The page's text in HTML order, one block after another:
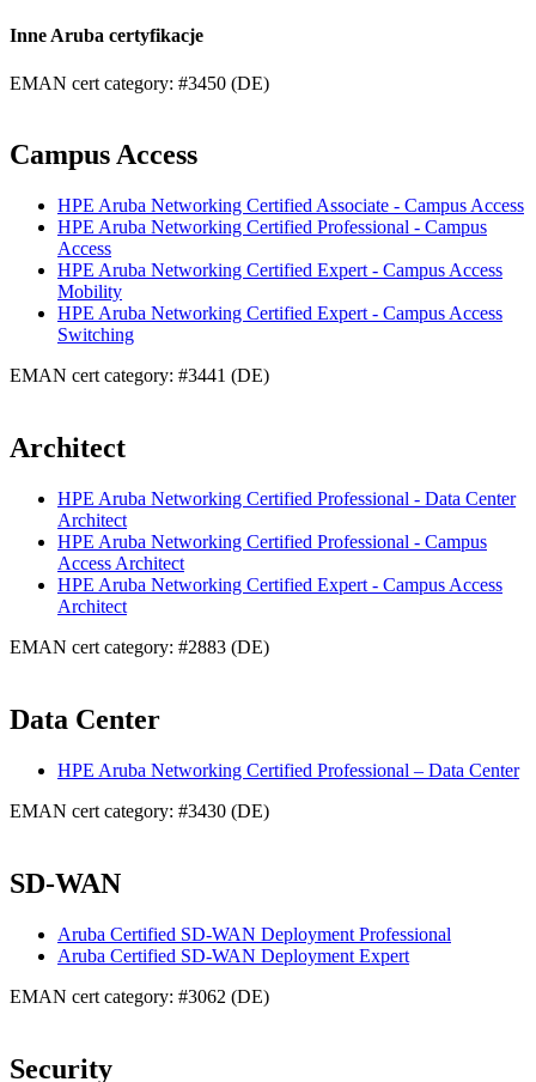
Inne Aruba certyfikacje
EMAN cert category: #3450 (DE)
Campus Access
HPE Aruba Networking Certified Associate - Campus Access
HPE Aruba Networking Certified Professional - Campus
Access
HPE Aruba Networking Certified Expert - Campus Access
Mobility
HPE Aruba Networking Certified Expert - Campus Access
Switching
EMAN cert category: #3441 (DE)
Architect
HPE Aruba Networking Certified Professional - Data Center
Architect
HPE Aruba Networking Certified Professional - Campus
Access Architect
HPE Aruba Networking Certified Expert - Campus Access
Architect
EMAN cert category: #2883 (DE)
Data Center
HPE Aruba Networking Certified Professional – Data Center
EMAN cert category: #3430 (DE)
SD-WAN
Aruba Certified SD-WAN Deployment Professional
Aruba Certified SD-WAN Deployment Expert
EMAN cert category: #3062 (DE)
Security